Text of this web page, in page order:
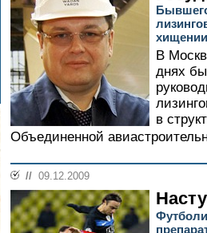
В
днях
в
Объединенной
// 09.12.2009